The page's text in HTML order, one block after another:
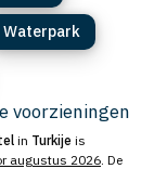
Waterpark
voorzieningen
in Turkije is
augustus 2026 . De